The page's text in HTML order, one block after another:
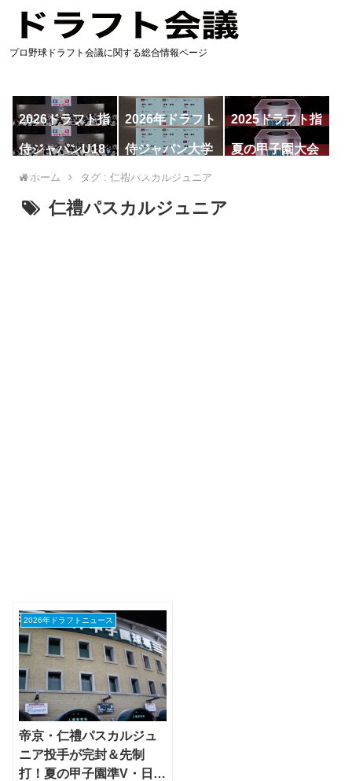
プロ野球ドラフト会議に関する総合情報ページ
2026ドラフト指
名予想
2026年ドラフト
候補
2025ドラフト指
名一覧
侍ジャパンU18
代表
侍ジャパン大学
代表
夏の甲子園大会
ホーム タグ : 仁禮パスカルジュニア
仁禮パスカルジュニア
2026年ドラフトニュース
帝京・仁禮パスカルジュ
ニア投手が完封＆先制
打！夏の甲子園準V・日大